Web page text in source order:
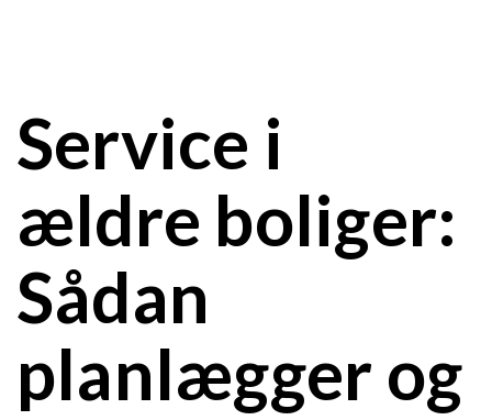
Service i
ældre boliger:
Sådan
planlægger og